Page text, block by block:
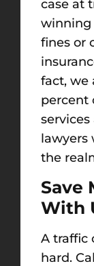
case at
winning
fines or
fact, we
percent
services
lawyers
the
Save
With
A traffic
hard.